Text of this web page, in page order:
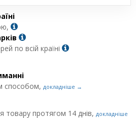
по всій країні
способом, докладніше →
товару протягом 14 днів, докладніше